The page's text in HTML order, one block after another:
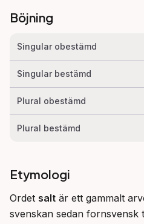
Böjning
Singular obestämd
Singular bestämd
Plural obestämd
Plural bestämd
Etymologi
Ordet salt är ett gammalt
svenskan sedan fornsvensk